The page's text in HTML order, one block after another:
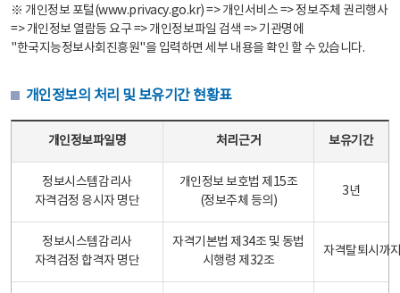
※ 개인정보 포털(www.privacy.go.kr) => 개인서비스 => 정보주체 권리행사
=> 개인정보 열람등 요구 => 개인정보파일 검색 => 기관명에
"한국지능정보사회진흥원"을 입력하면 세부 내용을 확인 할 수 있습니다.
개인정보의 처리 및 보유기간 현황표
개인정보파일명 처리근거 보유기간
정보시스템감리사
자격검정 응시자 명단
개인정보 보호법 제15조
(정보주체 등의)
3년
정보시스템감리사
자격검정 합격자 명단
자격기본법 제34조 및 동법
시행령 제32조
자격탈퇴시까